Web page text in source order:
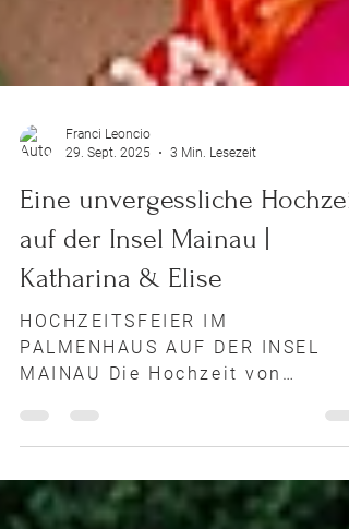
29. Sept. 2025
3 Min. Lesezeit
Eine unvergessliche Hochzeit
auf der Insel Mainau |
Katharina & Elise
HOCHZEITSFEIER IM
MAINAU Die Hochzeit von
Katharina und Elise war etwas
ganz Besonderes – voller
Emotionen,...